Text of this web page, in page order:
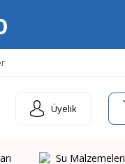
Üyelik
Su Malzemeleri